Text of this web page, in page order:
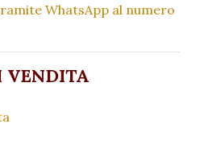
WhatsApp al numero
VENDITA